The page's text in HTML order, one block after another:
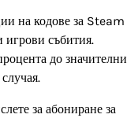
на кодове за Steam
събития.
до значителни
за абониране за